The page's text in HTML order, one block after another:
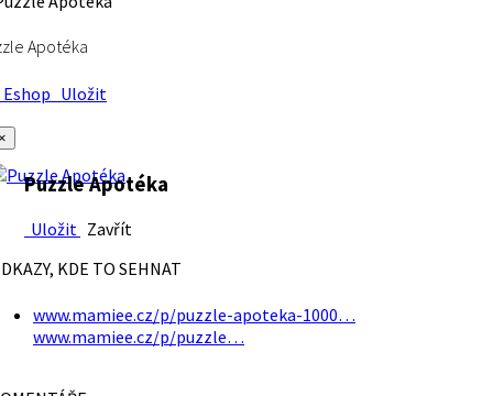
Apotéka
Uložit
Puzzle Apotéka
Uložit Zavřít
KDE TO SEHNAT
www.mamiee.cz/p/puzzle-apoteka-1000…
www.mamiee.cz/p/puzzle…